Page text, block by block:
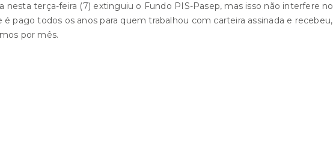
nesta terça-feira (7) extinguiu o Fundo PIS-Pasep, mas isso não interfere no
é pago todos os anos para quem trabalhou com carteira assinada e recebeu,
por mês.